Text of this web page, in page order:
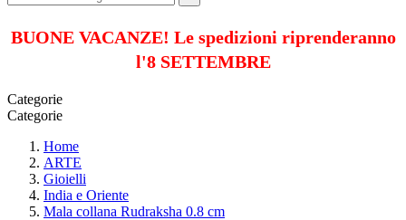
BUONE VACANZE! Le spedizioni riprenderanno
l'8 SETTEMBRE
Categorie
Categorie
Home
ARTE
Gioielli
India e Oriente
Mala collana Rudraksha 0.8 cm